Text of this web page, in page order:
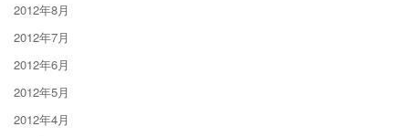
2012年8月
2012年7月
2012年6月
2012年5月
2012年4月